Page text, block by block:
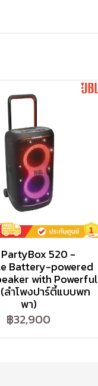
PartyBox 520 -
Battery-powered
with Powerful
ลำโพงปาร์ตี้แบบพก
พา)
฿32,900